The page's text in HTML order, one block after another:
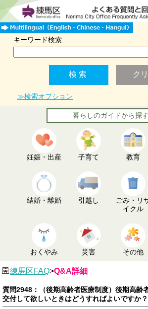
キーワード検索
≫検索オプション
暮らしのガイドから探す
妊娠・出産 子育て 教育
結婚・離婚 引越し
ごみ・リ
イクル
おくやみ 災害 その他
練馬区FAQ>Q&A詳細
質問2948：（後期高齢者医療制度）後期高齢
交付して欲しいときはどうすればよいですか？